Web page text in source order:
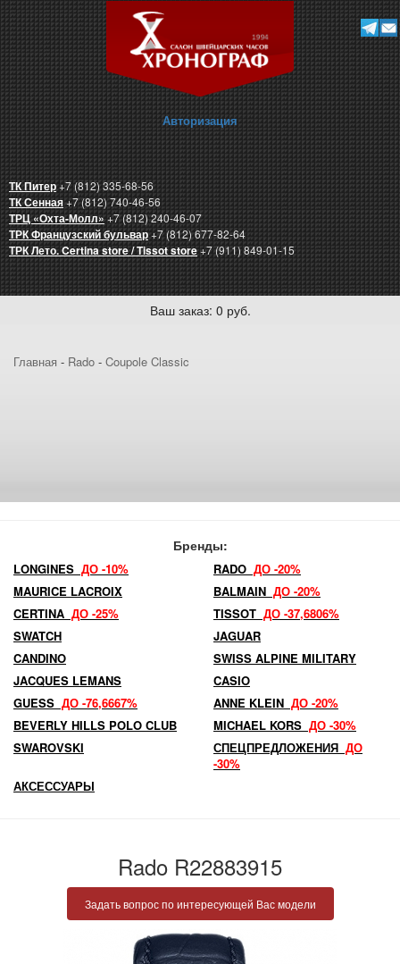
Авторизация
ТК Питер+7 (812) 335-68-56
ТК Сенная+7 (812) 740-46-56
ТРЦ «Охта-Молл»+7 (812) 240-46-07
ТРК Французский бульвар+7 (812) 677-82-64
ТРК Лето. Certina store / Tissot store+7 (911) 849-01-15
Ваш заказ: 0 руб.
Главная - Rado - Coupole Classic
Бренды:
LONGINES ДО -10% RADO ДО -20%
MAURICE LACROIX
BALMAIN ДО -20%
CERTINA ДО -25% TISSOT ДО -37,6806%
SWATCH
JAGUAR
CANDINO
SWISS ALPINE MILITARY
JACQUES LEMANS
CASIO
GUESS ДО -76,6667% ANNE KLEIN ДО -20%
BEVERLY HILLS POLO CLUB
MICHAEL KORS ДО -30%
SWAROVSKI
СПЕЦПРЕДЛОЖЕНИЯ ДО
-30%
АКСЕССУАРЫ
Rado R22883915
Задать вопрос по интересующей Вас модели